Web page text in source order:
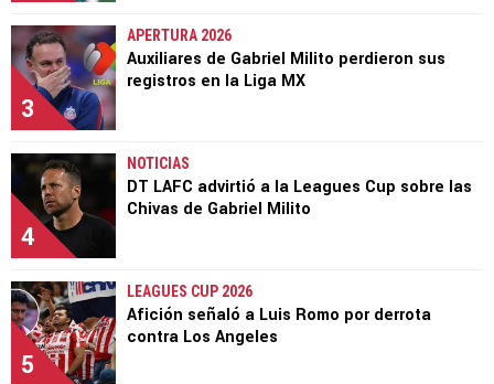
3
APERTURA 2026
Auxiliares de Gabriel Milito perdieron sus
registros en la Liga MX
4
NOTICIAS
DT LAFC advirtió a la Leagues Cup sobre las
Chivas de Gabriel Milito
5
LEAGUES CUP 2026
Afición señaló a Luis Romo por derrota
contra Los Angeles